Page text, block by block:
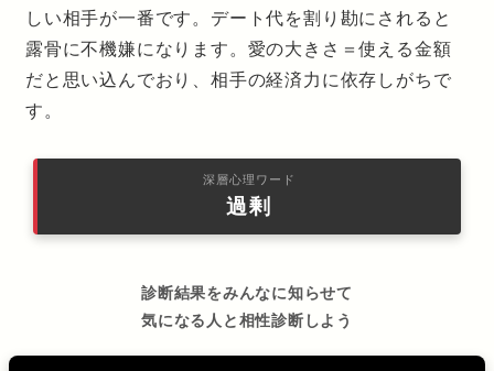
しい相手が一番です。デート代を割り勘にされると
露骨に不機嫌になります。愛の大きさ＝使える金額
だと思い込んでおり、相手の経済力に依存しがちで
す。
深層心理ワード
過剰
診断結果をみんなに知らせて
気になる人と相性診断しよう